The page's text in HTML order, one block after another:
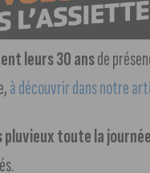
leurs 30 ansde
à découvrir dans notre
toute la journée